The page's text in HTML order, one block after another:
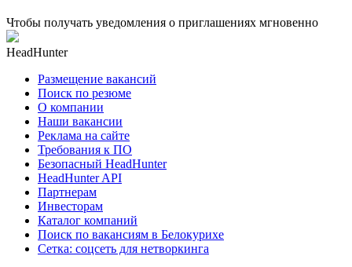
Чтобы получать уведомления о приглашениях мгновенно
HeadHunter
Размещение вакансий
Поиск по резюме
О компании
Наши вакансии
Реклама на сайте
Требования к ПО
Безопасный HeadHunter
HeadHunter API
Партнерам
Инвесторам
Каталог компаний
Поиск по вакансиям в Белокурихе
Сетка: соцсеть для нетворкинга